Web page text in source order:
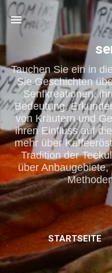
Direkt
Tauchen Sie ein in
Sie Geschichten
Senfkreationen,
Bedeutung.
von Kräutern und
ihren Einfluss auf
mehr über
Tradition der
über
STARTSEITE